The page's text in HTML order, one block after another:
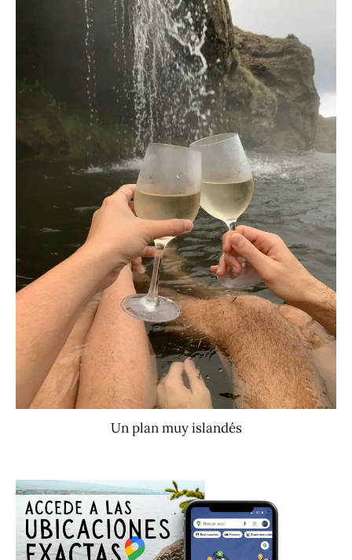
Un plan muy islandés